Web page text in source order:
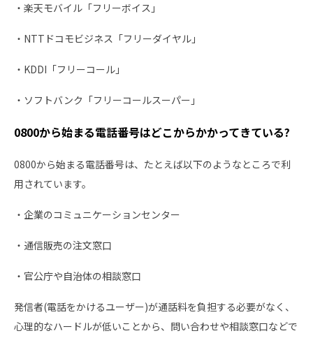
・楽天モバイル「フリーボイス」
・NTTドコモビジネス「フリーダイヤル」
・KDDI「フリーコール」
・ソフトバンク「フリーコールスーパー」
0800から始まる電話番号はどこからかかってきている?
0800から始まる電話番号は、たとえば以下のようなところで利
用されています。
・企業のコミュニケーションセンター
・通信販売の注文窓口
・官公庁や自治体の相談窓口
発信者(電話をかけるユーザー)が通話料を負担する必要がなく、
心理的なハードルが低いことから、問い合わせや相談窓口などで